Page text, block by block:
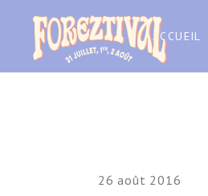
ACCUEIL
26 août 2016